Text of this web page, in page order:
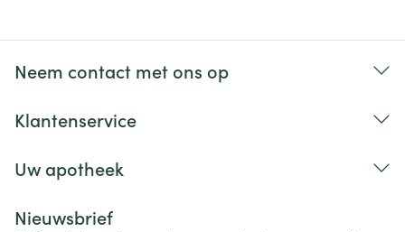
Neem contact met ons op
Klantenservice
Uw apotheek
Nieuwsbrief